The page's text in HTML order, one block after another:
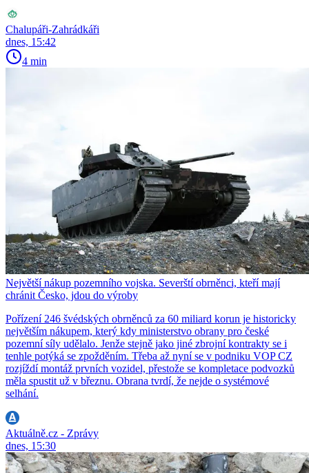
Chalupáři-Zahrádkáři
dnes, 15:42
4 min
Největší nákup pozemního vojska. Severští obrněnci, kteří mají
chránit Česko, jdou do výroby
Pořízení 246 švédských obrněnců za 60 miliard korun je historicky
největším nákupem, který kdy ministerstvo obrany pro české
pozemní síly udělalo. Jenže stejně jako jiné zbrojní kontrakty se i
tenhle potýká se zpožděním. Třeba až nyní se v podniku VOP CZ
rozjíždí montáž prvních vozidel, přestože se kompletace podvozků
měla spustit už v březnu. Obrana tvrdí, že nejde o systémové
selhání.
Aktuálně.cz - Zprávy
dnes, 15:30